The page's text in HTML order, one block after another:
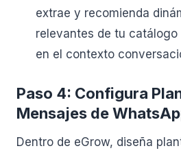
extrae y recomienda
relevantes de tu catálogo
en el contexto
Paso 4: Configura
Mensajes de
Dentro de eGrow, diseña